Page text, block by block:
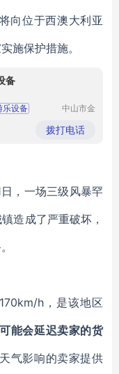
向位于西澳大利亚
施保护措施。
备
乐设备
中山市金
备有限公
司
拨打电话
，一场三级风暴罕
造成了严重破坏，
h，是该地区
能会延迟卖家的货
气影响的卖家提供